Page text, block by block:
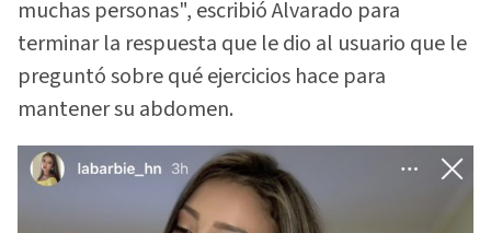
muchas personas", escribió Alvarado para
terminar la respuesta que le dio al usuario que le
preguntó sobre qué ejercicios hace para
mantener su abdomen.